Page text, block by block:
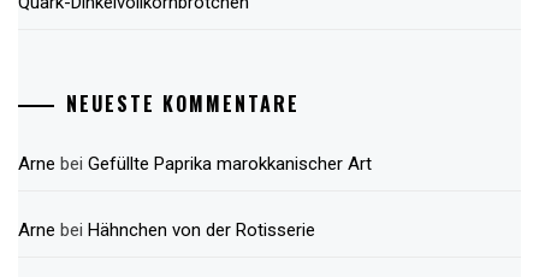
NEUESTE KOMMENTARE
Arne bei Gefüllte Paprika marokkanischer Art
Arne bei Hähnchen von der Rotisserie